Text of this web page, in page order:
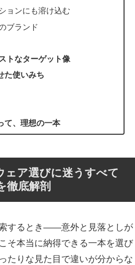
ョンにも溶け込む
ブランド
トなターゲット像
た使いみち
て、理想の一本
ェア選びに迷うすべて
徹底解剖
するとき――意外と見落としが
そ本当に納得できる一本を選び
たりな見た目で違いが分からな